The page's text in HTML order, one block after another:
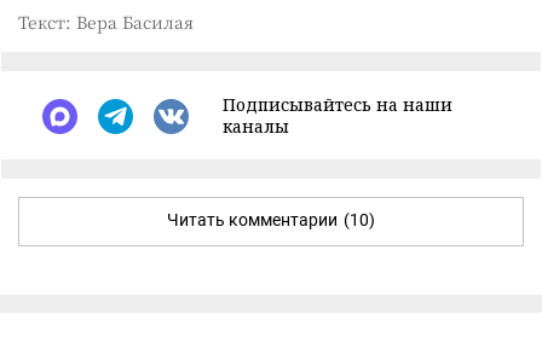
Текст: Вера Басилая
Подписывайтесь на наши
каналы
Читать комментарии (10)